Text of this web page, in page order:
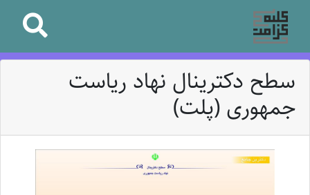
سطح دکترینال نهاد ریاست
جمهوری (پلت)